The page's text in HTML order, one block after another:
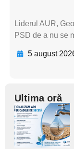
Liderul AUR,
PSD de a nu se
5 august
Ultima oră
Adaugă
aici textul
pentru
subtitlu